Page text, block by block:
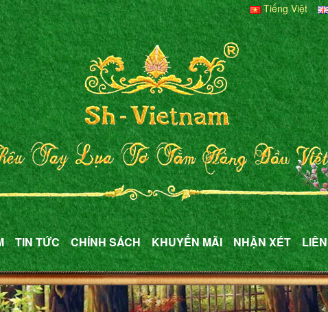
Tiếng Việt
TIN TỨC CHÍNH SÁCH KHUYẾN MÃI NHẬN XÉT